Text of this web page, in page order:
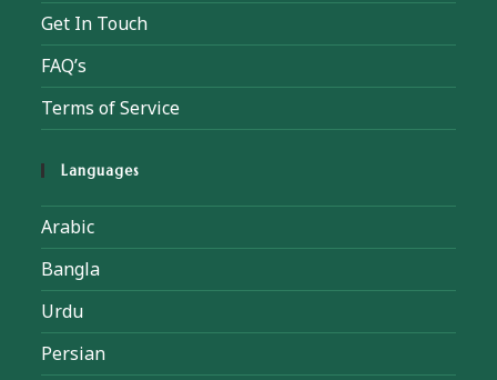
Get In Touch
FAQ’s
Terms of Service
Languages
Arabic
Bangla
Urdu
Persian